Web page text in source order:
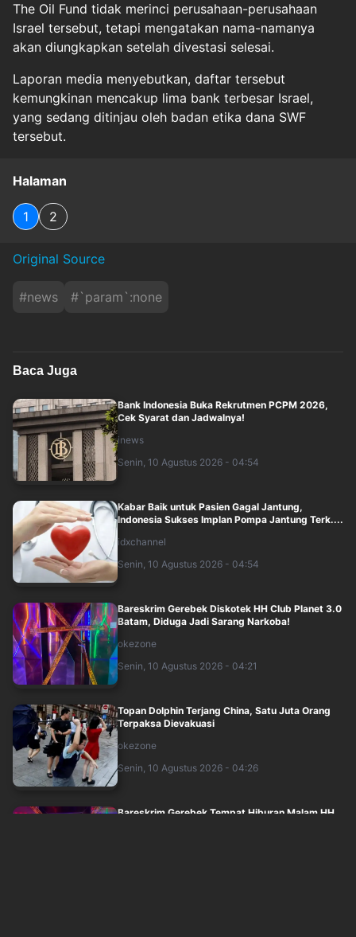
The Oil Fund tidak merinci perusahaan-perusahaan
Israel tersebut, tetapi mengatakan nama-namanya
akan diungkapkan setelah divestasi selesai.
Laporan media menyebutkan, daftar tersebut
kemungkinan mencakup lima bank terbesar Israel,
yang sedang ditinjau oleh badan etika dana SWF
tersebut.
Halaman
1 2
Original Source
#news #`param`:none
Baca Juga
Bank Indonesia Buka Rekrutmen PCPM 2026,
Cek Syarat dan Jadwalnya!
inews
Senin, 10 Agustus 2026 - 04:54
Kabar Baik untuk Pasien Gagal Jantung,
Indonesia Sukses Implan Pompa Jantung Terk....
idxchannel
Senin, 10 Agustus 2026 - 04:54
Bareskrim Gerebek Diskotek HH Club Planet 3.0
Batam, Diduga Jadi Sarang Narkoba!
okezone
Senin, 10 Agustus 2026 - 04:21
Topan Dolphin Terjang China, Satu Juta Orang
Terpaksa Dievakuasi
okezone
Senin, 10 Agustus 2026 - 04:26
Bareskrim Gerebek Tempat Hiburan Malam HH